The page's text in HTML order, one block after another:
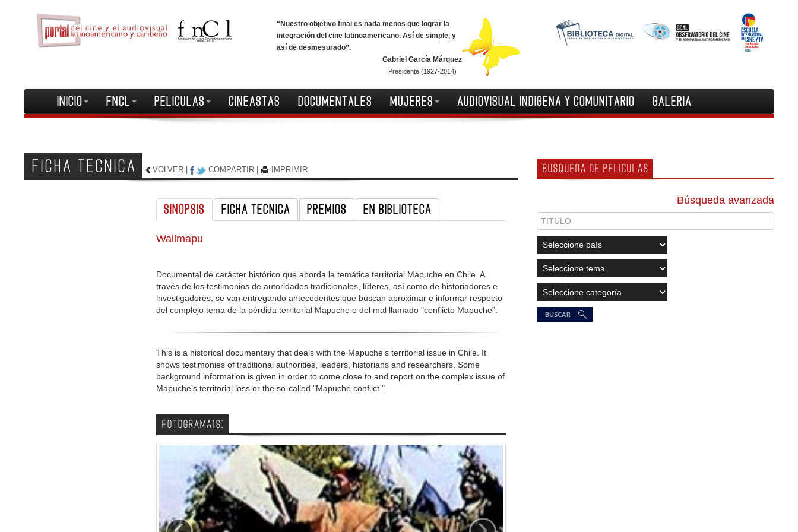
“Nuestro objetivo final es nada menos que lograr la
integración del cine latinoamericano. Así de simple, y
así de desmesurado”.
Gabriel García Márquez
Presidente (1927-2014)
INICIO FNCL PELICULAS CINEASTAS DOCUMENTALES MUJERES AUDIOVISUAL INDIGENA Y COMUNITARIO GALERIA
FICHA TECNICA VOLVER COMPARTIR IMPRIMIR
SINOPSIS FICHA TECNICA PREMIOS EN BIBLIOTECA
Wallmapu
Documental de carácter histórico que aborda la temática territorial Mapuche en Chile. A
través de los testimonios de autoridades tradicionales, líderes, así como de historiadores e
investigadores, se van entregando antecedentes que buscan aproximar e informar respecto
del complejo tema de la pérdida territorial Mapuche o del mal llamado "conflicto Mapuche”.
This is a historical documentary that deals with the Mapuche’s territorial issue in Chile. It
shows testimonies of traditional authorities, leaders, historians and researchers. Some
background information is given in order to come close to and report on the complex issue of
Mapuche’s territorial loss or the so-called "Mapuche conflict."
FOTOGRAMA(S)
BUSQUEDA DE PELICULAS
Búsqueda avanzada